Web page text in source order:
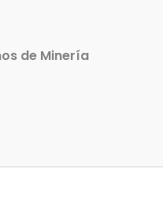
de Minería